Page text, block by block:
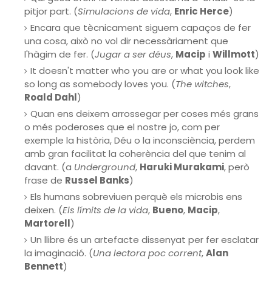
pitjor part. (Simulacions de vida, Enric Herce)
Encara que tècnicament siguem capaços de fer
una cosa, això no vol dir necessàriament que
l'hàgim de fer. (Jugar a ser déus, Macip i Willmott)
It doesn't matter who you are or what you look like
so long as somebody loves you. (The witches,
Roald Dahl)
Quan ens deixem arrossegar per coses més grans
o més poderoses que el nostre jo, com per
exemple la història, Déu o la inconsciència, perdem
amb gran facilitat la coherència del que tenim al
davant. (a Underground, Haruki Murakami, però
frase de Russel Banks)
Els humans sobreviuen perquè els microbis ens
deixen. (Els límits de la vida, Bueno, Macip,
Martorell)
Un llibre és un artefacte dissenyat per fer esclatar
la imaginació. (Una lectora poc corrent,Alan
Bennett)